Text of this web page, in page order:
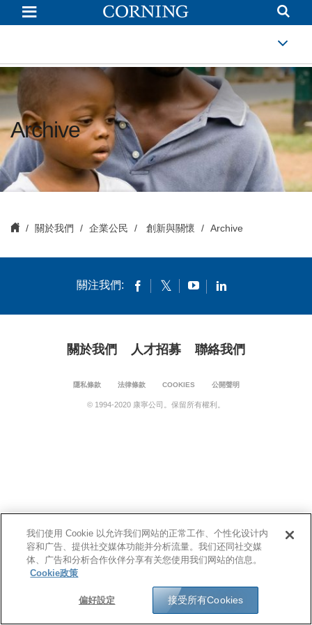
Archive
Archive
關於我們 企業公民 創新與關懷 Archive
關注我們:
關於我們 人才招募 聯絡我們
隱私條款 法律條款 COOKIES 公開聲明
© 1994-2020 康寧公司。保留所有權利。
我们使用 Cookie 以允许我们网站的正常工作、个性化设计内
容和广告、提供社交媒体功能并分析流量。我们还同社交媒
体、广告和分析合作伙伴分享有关您使用我们网站的信息。
Cookie政策
偏好設定 接受所有Cookies